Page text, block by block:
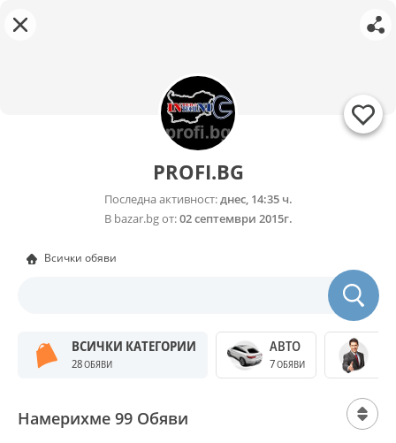
PROFI.BG
Последна активност:днес, 14:35 ч.
В bazar.bg от:02 септември 2015г.
Всички обяви
ВСИЧКИ КАТЕГОРИИ
28ОБЯВИ
АВТО
7ОБЯВИ
Намерихме 99 Обяви